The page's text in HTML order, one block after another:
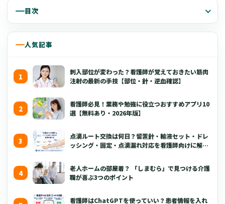
目次
人気記事
刺入部位が変わった？看護師が覚えておきたい筋肉
注射の最新の手技【部位・針・逆血確認】
看護師必見！業務や勉強に役立つおすすめアプリ10
選【無料あり・2026年版】
点滴ルート交換は何日？留置針・輸液セット・ドレ
ッシング・固定・点滴漏れ対応を看護師向けに解説
老人ホームの部屋着？ 「しまむら」で見つける介護
職が喜ぶ3つのポイント
看護師はChatGPTを使っていい？患者情報を入れ